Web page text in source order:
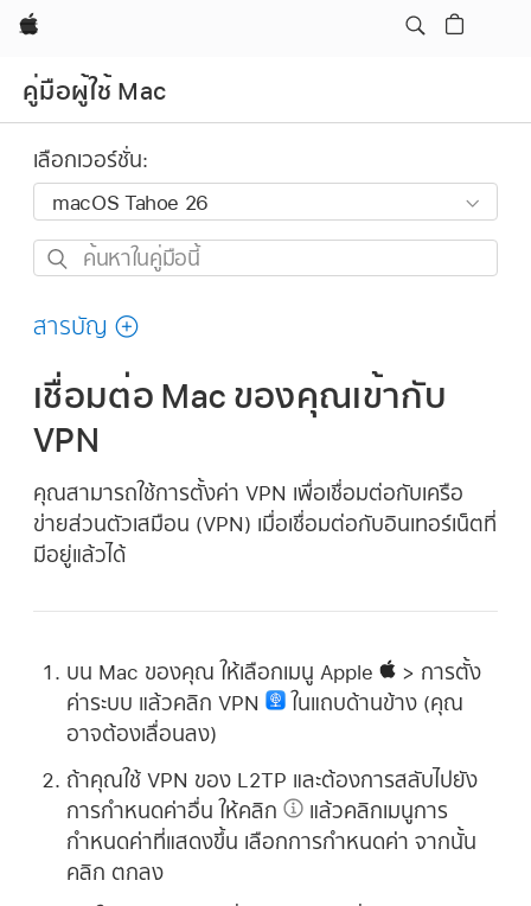
Apple
คู่มือผู้ใช้ Mac
เลือกเวอร์ชั่น:
ค้นหา
คู่มือ
สารบัญ
เชื่อมต่อ Mac ของคุณเข้ากับ
VPN
คุณสามารถใช้การตั้งค่า VPN เพื่อเชื่อมต่อกับเครือ
ข่ายส่วนตัวเสมือน (VPN) เมื่อเชื่อมต่อกับอินเทอร์เน็ตที่
มีอยู่แล้วได้
บน Mac ของคุณ ให้เลือกเมนู Apple
> การตั้ง
ค่าระบบ แล้วคลิก VPN
ในแถบด้านข้าง (คุณ
อาจต้องเลื่อนลง)
ถ้าคุณใช้ VPN ของ L2TP และต้องการสลับไปยัง
การกำหนดค่าอื่น ให้คลิก
แล้วคลิกเมนูการ
กำหนดค่าที่แสดงขึ้น เลือกการกำหนดค่า จากนั้น
คลิก ตกลง